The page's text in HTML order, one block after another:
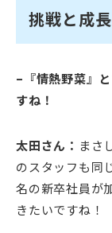
挑戦と成
–『情熱野菜』
すね！
太田さん： まさ
のスタッフも同
名の新卒社員が
きたいですね！